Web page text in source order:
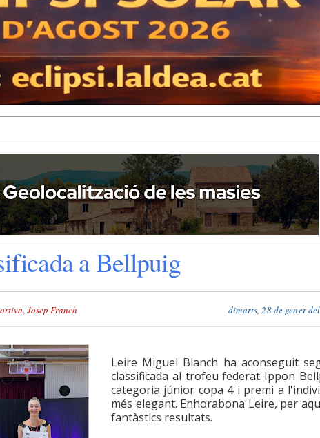
a Bellpuig
dimarts, 28 de gener
,Josep Franch
Leire Miguel Blanch ha aconseguit
classificada al trofeu federat Ippon
categoria júnior copa 4 i premi a
més elegant. Enhorabona Leire, per
fantàstics resultats.